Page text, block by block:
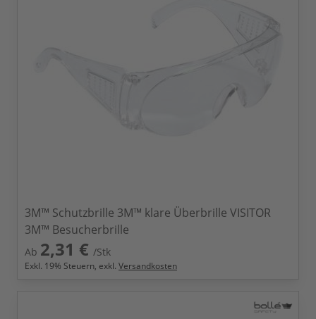
3M™ Schutzbrille 3M™ klare Überbrille VISITOR
3M™ Besucherbrille
Ab 2,31 € /Stk
Exkl. 19% Steuern, exkl. Versandkosten